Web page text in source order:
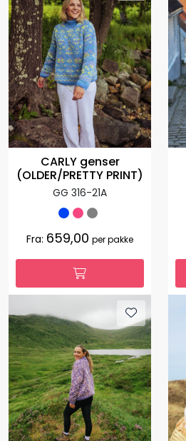
CARLY genser
(OLDER/PRETTY PRINT)
GG 316-21A
Fra: 659,00 per pakke